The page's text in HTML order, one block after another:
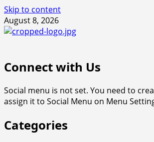
Skip to content
August 8, 2026
Connect with Us
Social menu is not set. You need to
assign it to Social Menu on Menu
Categories